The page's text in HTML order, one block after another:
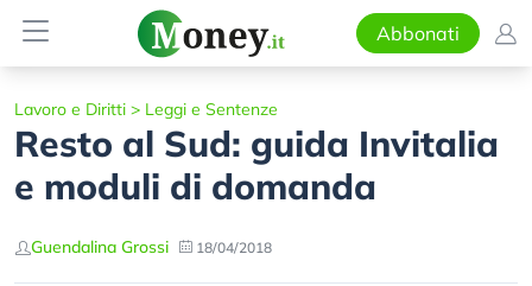
Abbonati
Lavoro e Diritti > Leggi e Sentenze
Resto al Sud: guida Invitalia
e moduli di domanda
Guendalina Grossi 18/04/2018